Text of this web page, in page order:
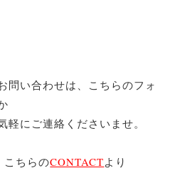
問い合わせは、こちらのフォ
軽にご連絡くださいませ。
こちらのCONTACTより